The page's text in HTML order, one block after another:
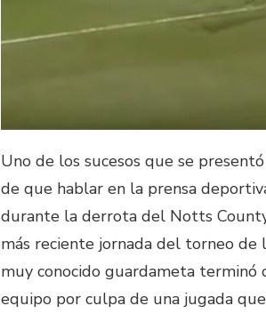
Uno de los sucesos que se
de que hablar en la prensa
durante la derrota del Notts
más reciente jornada del torneo de
muy conocido guardameta terminó
equipo por culpa de una jugada